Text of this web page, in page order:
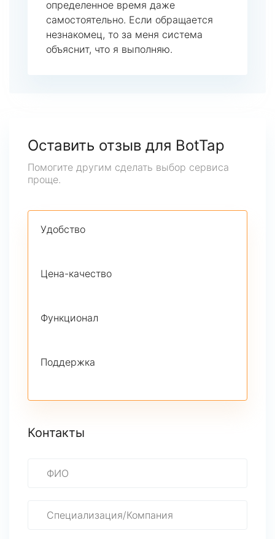
определенное время даже
самостоятельно. Если обращается
незнакомец, то за меня система
объяснит, что я выполняю.
Оставить отзыв для BotTap
Помогите другим сделать выбор сервиса
проще.
Удобство
Цена-качество
Функционал
Поддержка
Контакты